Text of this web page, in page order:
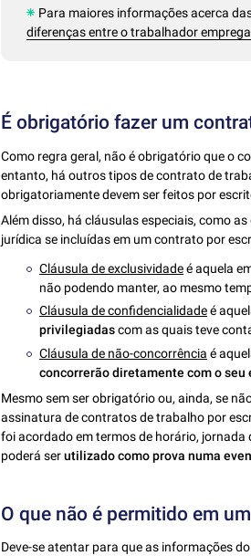
Para maiores informações acerca
diferenças entre o trabalhador
É obrigatório fazer um
Como regra geral, não é obrigatório que o
entanto, há outros tipos de contrato de
obrigatoriamente devem ser feitos por
Além disso, há cláusulas especiais, como as
jurídica se incluídas em um contrato por
Cláusula de exclusividadeé aquela
não podendo manter, ao mesmo
Cláusula de confidencialidadeé
privilegiadascom as quais teve
Cláusula de não-concorrência é
concorrerão diretamente com o seu
Mesmo sem ser obrigatório ou, ainda, se
assinatura de contratos de trabalho por
foi acordado em termos de horário,
poderá serutilizado como prova numa
O que não é permitido em
Deve-se atentar para que as informações